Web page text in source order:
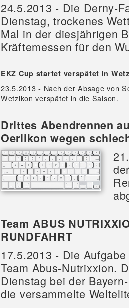
24.5.2013 - Die Derny-
Dienstag, trockenes
Mal in der diesjährigen
Kräftemessen für den
EKZ Cup startet verspätet in
23.5.2013 - Nach der Absage von
Wetzikon verspätet in die Saison.
Drittes Abendrennen
Oerlikon wegen
Team ABUS
RUNDFAHRT
17.5.2013 - Die
Team Abus-Nutrixxion.
Dienstag bei der
die versammelte